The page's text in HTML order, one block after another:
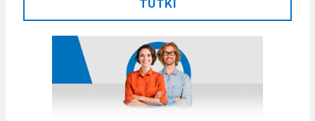
TUTKI